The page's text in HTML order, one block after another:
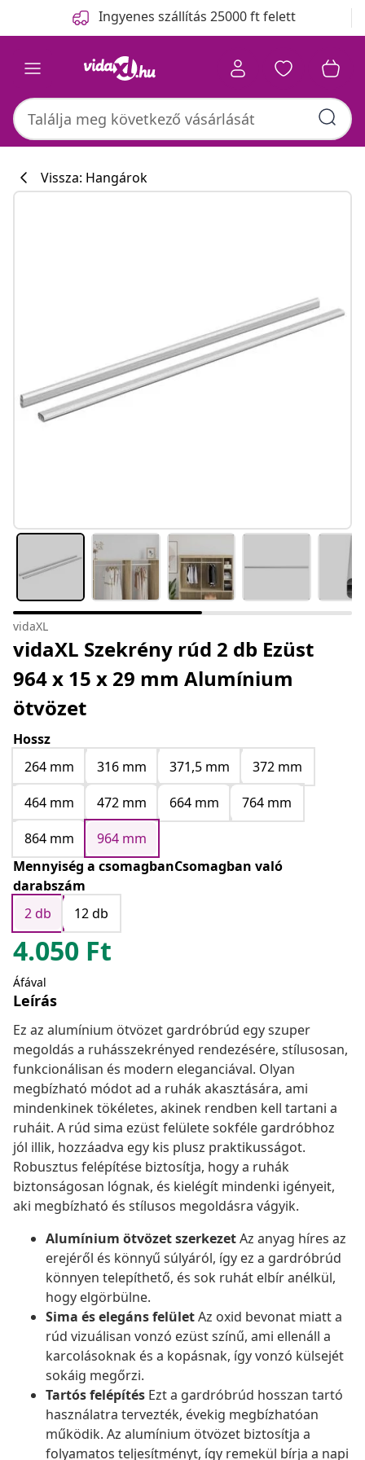
Ingyenes szállítás 25000 ft felett
Vissza: Hangárok
vidaXL
vidaXL Szekrény rúd 2 db Ezüst
964 x 15 x 29 mm Alumínium
ötvözet
Hossz
264 mm
316 mm 371,5 mm
372 mm
464 mm
472 mm 664 mm
764 mm
864 mm
964 mm
Mennyiség a csomagbanCsomagban való
darabszám
2 db
12 db
4.050 Ft
Áfával
Leírás
Ez az alumínium ötvözet gardróbrúd egy szuper
megoldás a ruhásszekrényed rendezésére, stílusosan,
funkcionálisan és modern eleganciával. Olyan
megbízható módot ad a ruhák akasztására, ami
mindenkinek tökéletes, akinek rendben kell tartani a
ruháit. A rúd sima ezüst felülete sokféle gardróbhoz
jól illik, hozzáadva egy kis plusz praktikusságot.
Robusztus felépítése biztosítja, hogy a ruhák
biztonságosan lógnak, és kielégít mindenki igényeit,
aki megbízható és stílusos megoldásra vágyik.
Alumínium ötvözet szerkezetAz anyag híres az
erejéről és könnyű súlyáról, így ez a gardróbrúd
könnyen telepíthető, és sok ruhát elbír anélkül,
hogy elgörbülne.
Sima és elegáns felületAz oxid bevonat miatt a
rúd vizuálisan vonzó ezüst színű, ami ellenáll a
karcolásoknak és a kopásnak, így vonzó külsejét
sokáig megőrzi.
Tartós felépítés Ezt a gardróbrúd hosszan tartó
használatra tervezték, évekig megbízhatóan
működik. Az alumínium ötvözet biztosítja a
folyamatos teljesítményt, így remekül bírja a napi